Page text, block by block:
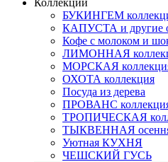
Коллекции
БУКИНГЕМ
КАПУСТА и другие
Кофе с молоком и
ЛИМОННАЯ
МОРСКАЯ
ОХОТА коллекция
Посуда из дерева
ПРОВАНС
ТРОПИЧЕСКАЯ
ТЫКВЕННАЯ
Уютная КУХНЯ
ЧЕШСКИЙ ГУСЬ